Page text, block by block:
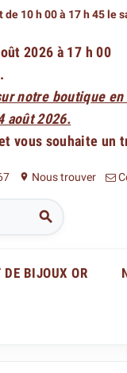
de 10 h 00 à 17 h 45 le
2026 à 17 h 00
notre boutique
août 2026.
vous souhaite un
place Nous trouver

DE BIJOUX OR